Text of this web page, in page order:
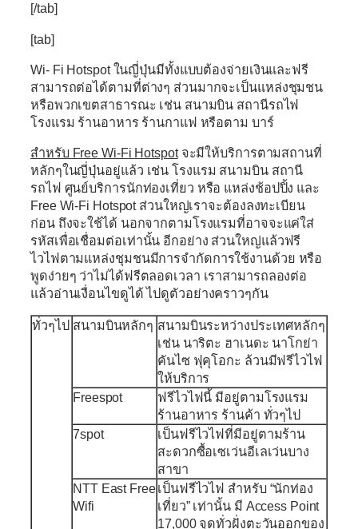
[/tab]
[tab]
Wi- Fi Hotspot ในญี่ปุ่นมีทั้งแบบต้องจ่ายเงินและฟรี
สามารถต่อได้ตามที่ต่างๆ ส่วนมากจะเป็นแหล่งชุมชน
หรือพวกเขตสาธารณะ เช่น สนามบิน สถานีรถไฟ
โรงแรม ร้านอาหาร ร้านกาแฟ หรือตาม บาร์
สำหรับ Free Wi-Fi Hotspot จะมีให้บริการตามสถานที่
หลักๆในญี่ปุ่นอยู่แล้ว เช่น โรงแรม สนามบิน สถานี
รถไฟ ศูนย์บริการนักท่องเที่ยว หรือ แหล่งช้อปปิ้ง และ
Free Wi-Fi Hotspot ส่วนใหญ่เราจะต้องลงทะเบียน
ก่อน ถึงจะใช้ได้ นอกจากตามโรงแรมที่อาจจะแค่ใส่
รหัสเพื่อเชื่อมต่อเท่านั้น อีกอย่าง ส่วนใหญ่แล้วฟรี
ไวไฟตามแหล่งชุมชนมีการจำกัดการใช้งานด้วย หรือ
พูดง่ายๆ ว่าไม่ได้ฟรีตลอดเวลา เราสามารถลองต่อ
แล้วอ่านเงื่อนไขดูได้ ไปดูตัวอย่างคราวๆกัน
ทั่วๆไป สนามบินหลักๆ สนามบินระหว่างประเทศหลักๆ
เช่น นาริตะ ฮาเนดะ นาโกย่า
คันไซ ฟุคุโอกะ ล้วนมีฟรีไวไฟ
ให้บริการ
Freespot
ฟรีไวไฟนี้ มีอยู่ตามโรงแรม
ร้านอาหาร ร้านค้า ทั่วๆไป
7spot
เป็นฟรีไวไฟที่มีอยู่ตามร้าน
สะดวกซื้อเซเว่นอีเลเว่นบาง
สาขา
NTT East Free
Wifi
เป็นฟรีไวไฟ สำหรับ “นักท่อง
เที่ยว” เท่านั้น มี Access Point
17,000 จุดทั่วฝั่งตะวันออกของ